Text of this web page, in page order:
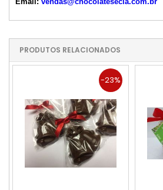
PRODUTOS RELACIONADOS
-23%